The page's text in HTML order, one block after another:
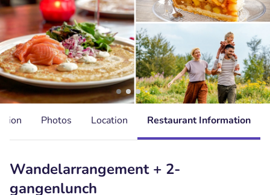
Photos Location Restaurant Information
Wandelarrangement + 2-
gangenlunch